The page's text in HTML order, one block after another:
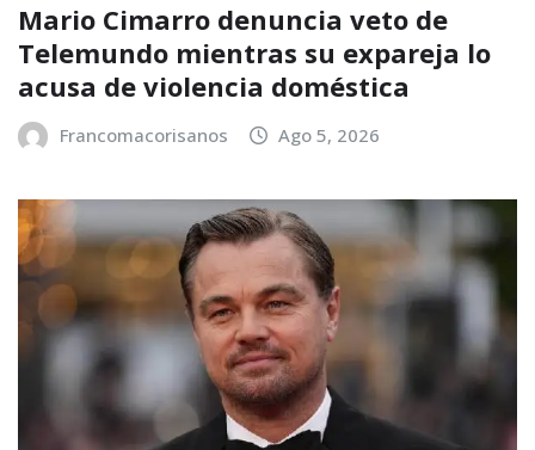
Mario Cimarro denuncia veto de
Telemundo mientras su expareja lo
acusa de violencia doméstica
Francomacorisanos Ago 5, 2026